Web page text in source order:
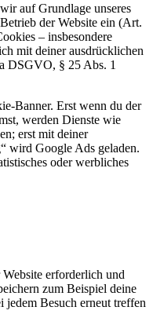
auf Grundlage unseres
der Website ein (Art.
– insbesondere
mit deiner ausdrücklichen
DSGVO, § 25 Abs. 1
Banner. Erst wenn du der
werden Dienste wie
erst mit deiner
wird Google Ads geladen.
oder werbliches
erforderlich und
zum Beispiel deine
Besuch erneut treffen